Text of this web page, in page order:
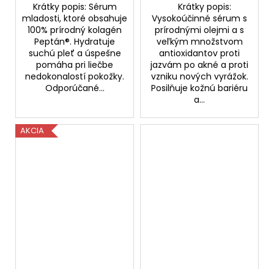
Krátky popis: Sérum
mladosti, ktoré obsahuje
100% prírodný kolagén
Peptán®. Hydratuje
suchú pleť a úspešne
pomáha pri liečbe
nedokonalostí pokožky.
Odporúčané...
Krátky popis:
Vysokoúčinné sérum s
prírodnými olejmi a s
veľkým množstvom
antioxidantov proti
jazvám po akné a proti
vzniku nových vyrážok.
Posilňuje kožnú bariéru
a...
AKCIA